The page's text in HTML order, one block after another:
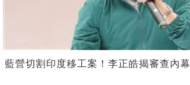
藍營切割印度移工案！李正皓揭審查內幕